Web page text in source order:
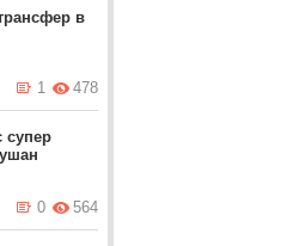
в
478
1
супер
564
0